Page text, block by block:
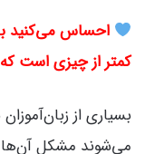
احساس می‌کنید
کمتر از چیزی است که
بسیاری از
می‌شوند مشکل آن‌ها